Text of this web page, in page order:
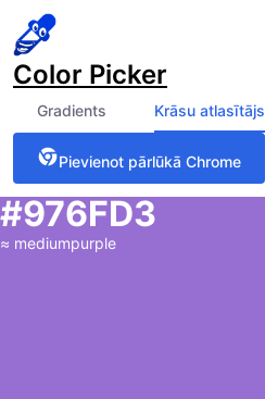
Color Picker
Gradients Krāsu atlasītājs
Pievienot pārlūkā Chrome
#976FD3
≈ mediumpurple